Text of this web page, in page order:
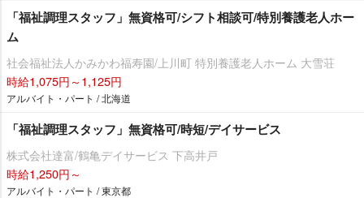
「福祉調理スタッフ」無資格可/シフト相談可/特別養護老人ホー
ム
社会福祉法人かみかわ福寿園/上川町 特別養護老人ホーム 大雪荘
時給1,075円～1,125円
アルバイト・パート / 北海道
「福祉調理スタッフ」無資格可/時短/デイサービス
株式会社達富/鶴亀デイサービス 下高井戸
時給1,250円～
アルバイト・パート / 東京都